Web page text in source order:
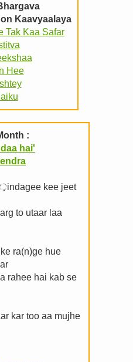
Kaavyaalaya
Tak Kaa Safar
Hee
:
hai'
kee jeet
to utaar laa
ra(n)ge hue
rahee hai kab se
kar too aa mujhe